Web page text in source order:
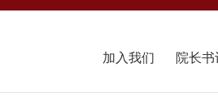
加入我们 院长